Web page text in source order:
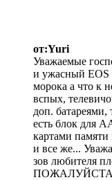
от:Yuri
Уважаемые
и ужасный EOS
морока а что к
вспых,
доп.
есть блок для
картами
и все же...
зов любителя
ПОЖАЛУЙСТА